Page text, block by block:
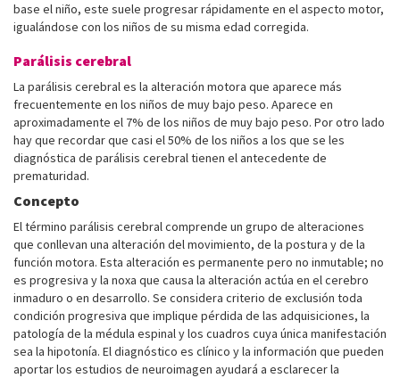
base el niño, este suele progresar rápidamente en el aspecto motor,
igualándose con los niños de su misma edad corregida.
Parálisis cerebral
La parálisis cerebral es la alteración motora que aparece más
frecuentemente en los niños de muy bajo peso. Aparece en
aproximadamente el 7% de los niños de muy bajo peso. Por otro lado
hay que recordar que casi el 50% de los niños a los que se les
diagnóstica de parálisis cerebral tienen el antecedente de
prematuridad.
Concepto
El término parálisis cerebral comprende un grupo de alteraciones
que conllevan una alteración del movimiento, de la postura y de la
función motora. Esta alteración es permanente pero no inmutable; no
es progresiva y la noxa que causa la alteración actúa en el cerebro
inmaduro o en desarrollo. Se considera criterio de exclusión toda
condición progresiva que implique pérdida de las adquisiciones, la
patología de la médula espinal y los cuadros cuya única manifestación
sea la hipotonía. El diagnóstico es clínico y la información que pueden
aportar los estudios de neuroimagen ayudará a esclarecer la